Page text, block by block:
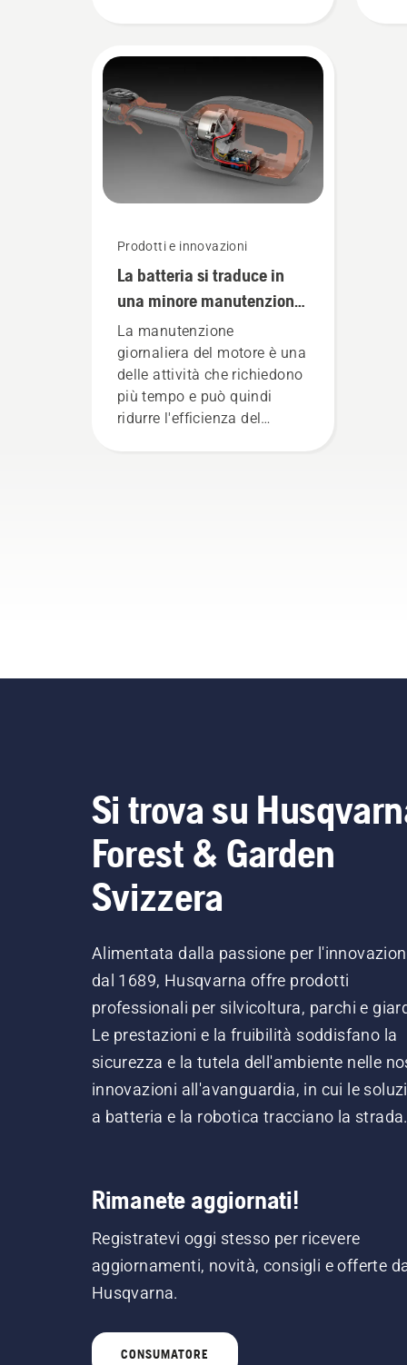
batteria a un livello
dichiara Johan Svennung,
Product Manager
Husqvarna per la divisione
prodotti manuali elettrici e
alimentati a batteria.
Prodotti e innovazioni
La batteria si traduce in
una minore manutenzione
e in una giornata di lavoro
più fluida
La manutenzione
giornaliera del motore è una
delle attività che richiedono
più tempo e può quindi
ridurre l'efficienza del
Si trova su
Forest & Garden
Svizzera
Alimentata dalla passione per
dal 1689, Husqvarna offre prodotti
professionali per silvicoltura, parchi e
Le prestazioni e la fruibilità soddisfano la
sicurezza e la tutela dell'ambiente nelle
innovazioni all'avanguardia, in cui le
a batteria e la robotica tracciano la strada.
Rimanete aggiornati!
Registratevi oggi stesso per ricevere
aggiornamenti, novità, consigli e offerte
Husqvarna.
CONSUMATORE